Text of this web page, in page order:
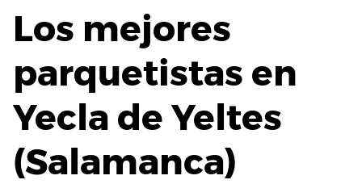
Los mejores
parquetistas en
Yecla de Yeltes
(Salamanca)